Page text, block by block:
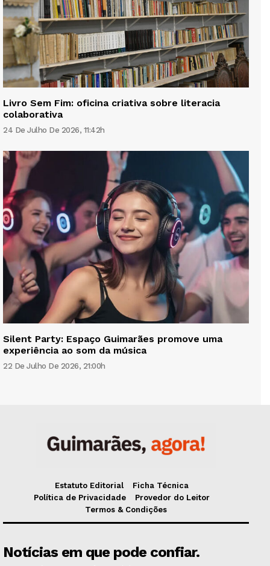
Livro Sem Fim: oficina criativa sobre literacia
colaborativa
24 De Julho De 2026, 11:42h
Silent Party: Espaço Guimarães promove uma
experiência ao som da música
22 De Julho De 2026, 21:00h
Estatuto Editorial
Ficha Técnica
Política de Privacidade
Provedor do Leitor
Termos & Condições
Notícias em que pode confiar.